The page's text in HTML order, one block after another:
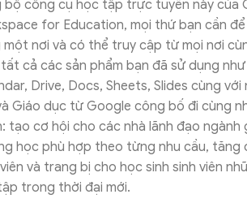
bộ công cụ học tập trực tuyến này của
for Education, mọi thứ bạn cần
một nơi và có thể truy cập từ mọi nơi
cả các sản phẩm bạn đã sử dụng
Drive, Docs, Sheets, Slides cùng
Giáo dục từ Google công bố đi cùng
tạo cơ hội cho các nhà lãnh đạo
học phù hợp theo từng nhu cầu, tăng
và trang bị cho học sinh sinh viên
trong thời đại mới.